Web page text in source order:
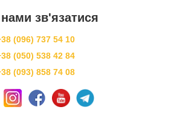
зв'язатися
(096) 737 54 10
(050) 538 42 84
(093) 858 74 08